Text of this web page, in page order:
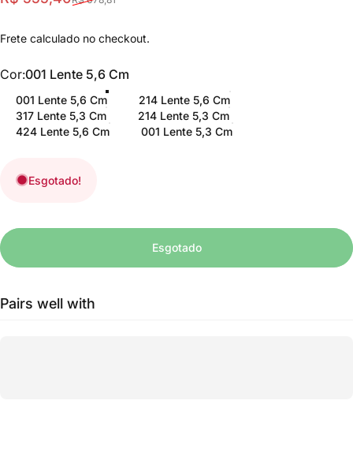
Frete calculado no checkout.
Cor
Cor:001 Lente 5,6 Cm
001 Lente 5,6 Cm
214 Lente 5,6 Cm
317 Lente 5,3 Cm
214 Lente 5,3 Cm
424 Lente 5,6 Cm
001 Lente 5,3 Cm
Esgotado!
Esgotado
Pairs well with